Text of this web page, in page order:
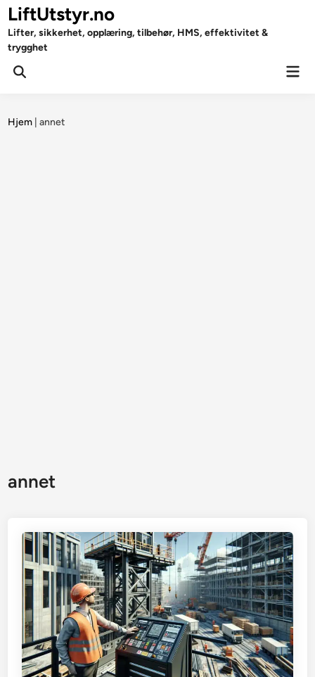
Skip
to
content
LiftUtstyr.no
Lifter, sikkerhet, opplæring, tilbehør, HMS, effektivitet &
trygghet
Open
Hjem |annet
annet